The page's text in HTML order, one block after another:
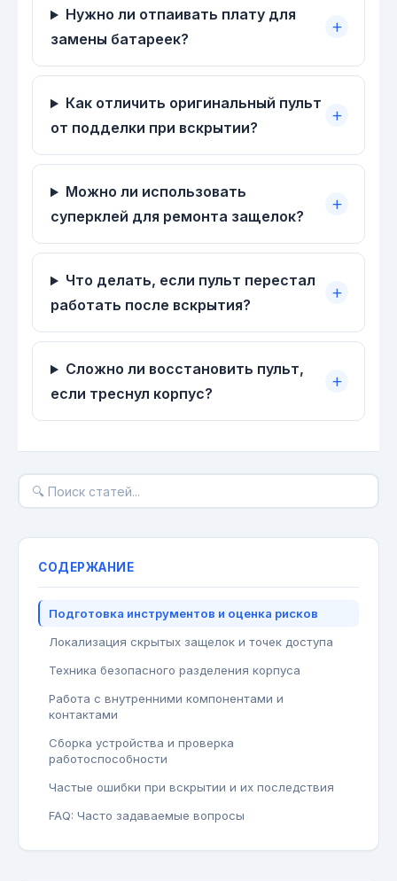
Нужно ли отпаивать плату для
замены батареек?
Как отличить оригинальный пульт
от подделки при вскрытии?
Можно ли использовать
суперклей для ремонта защелок?
Что делать, если пульт перестал
работать после вскрытия?
Сложно ли восстановить пульт,
если треснул корпус?
СОДЕРЖАНИЕ
Подготовка инструментов и оценка рисков
Локализация скрытых защелок и точек доступа
Техника безопасного разделения корпуса
Работа с внутренними компонентами и
контактами
Сборка устройства и проверка
работоспособности
Частые ошибки при вскрытии и их последствия
FAQ: Часто задаваемые вопросы